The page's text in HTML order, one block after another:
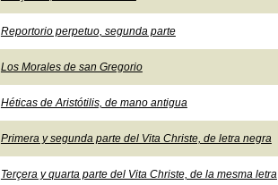
Reportorio perpetuo, segunda parte
Los Morales de san Gregorio
Héticas de Aristótilis, de mano antigua
Primera y segunda parte del Vita Christe, de letra negra
Terçera y quarta parte del Vita Christe, de la mesma letra